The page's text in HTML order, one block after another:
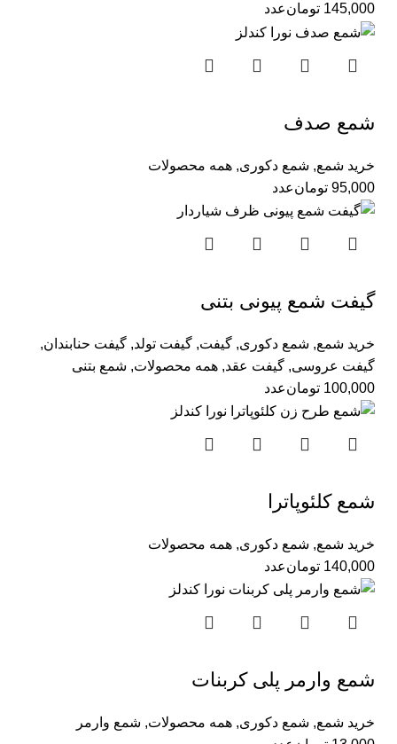
145,000 تومانعدد
شمع صدف
خرید شمع, شمع دکوری, همه محصولات
95,000 تومانعدد
گیفت شمع پیونی بتنی
خرید شمع, شمع دکوری, گیفت, گیفت تولد, گیفت حنابندان,
گیفت عروسی, گیفت عقد, همه محصولات, شمع بتنی
100,000 تومانعدد
شمع کلئوپاترا
خرید شمع, شمع دکوری, همه محصولات
140,000 تومانعدد
شمع وارمر پلی کربنات
خرید شمع, شمع دکوری, همه محصولات, شمع وارمر